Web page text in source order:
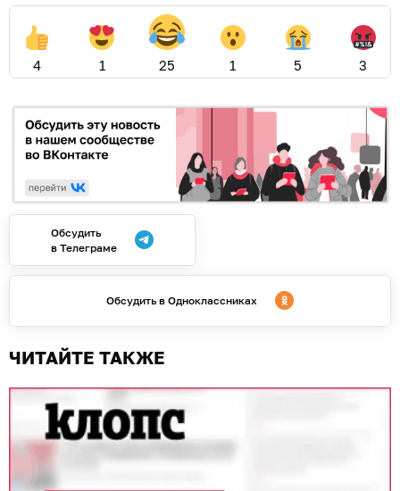
4 1 25 1 5 3
Обсудить
в Телеграме
Обсудить в Одноклассниках
ЧИТАЙТЕ ТАКЖЕ